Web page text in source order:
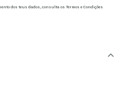
dos teus dados, consulta os Termos e Condições